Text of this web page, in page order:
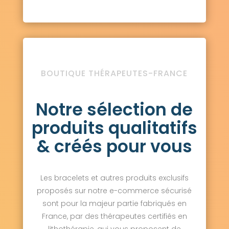
BOUTIQUE THÉRAPEUTES-FRANCE
Notre sélection de
produits qualitatifs
& créés pour vous
Les bracelets et autres produits exclusifs
proposés sur notre e-commerce sécurisé
sont pour la majeur partie fabriqués en
France, par des thérapeutes certifiés en